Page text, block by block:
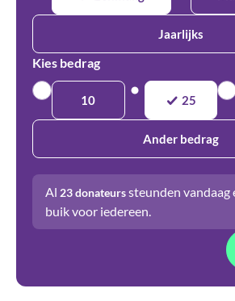
Jaarlijks
Kies bedrag
10 25
Ander bedrag
Al 23donateurssteunden vandaag
buik voor iedereen.